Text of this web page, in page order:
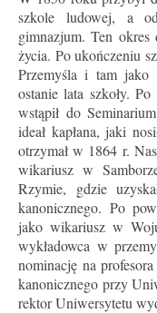
szkole ludowej, a
gimnazjum. Ten okres
życia. Po ukończeniu
Przemyśla i tam jako
ostanie lata szkoły.
wstąpił do
ideał kapłana, jaki
otrzymał w 1864 r.
wikariusz w
Rzymie, gdzie
kanonicznego. Po
jako wikariusz w
wykładowca w
nominację na
kanonicznego przy
rektor Uniwersytetu